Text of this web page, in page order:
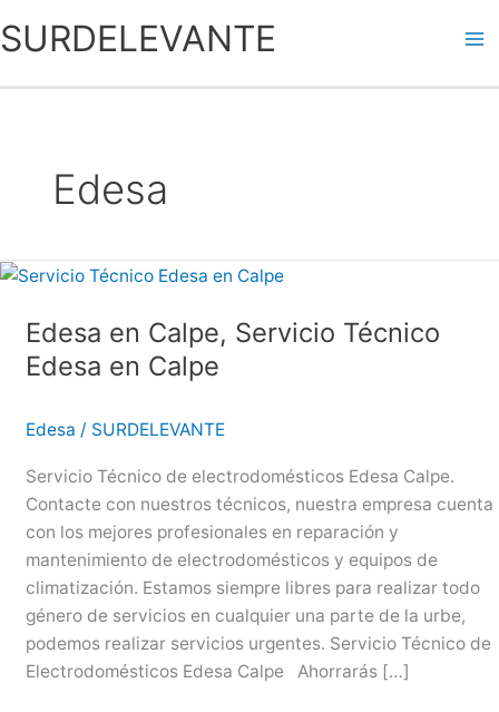
al
SURDELEVANTE
Edesa
Edesa en Calpe, Servicio Técnico
Edesa en Calpe
Edesa / SURDELEVANTE
Servicio Técnico de electrodomésticos Edesa Calpe.
Contacte con nuestros técnicos, nuestra empresa cuenta
con los mejores profesionales en reparación y
mantenimiento de electrodomésticos y equipos de
climatización. Estamos siempre libres para realizar todo
género de servicios en cualquier una parte de la urbe,
podemos realizar servicios urgentes. Servicio Técnico de
Electrodomésticos Edesa Calpe Ahorrarás […]